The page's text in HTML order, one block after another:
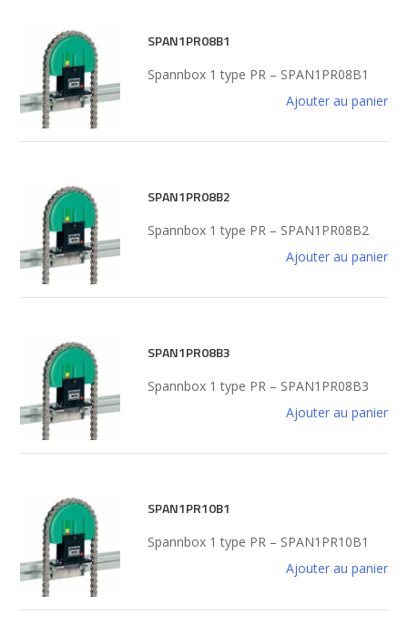
SPAN1PR08B1
Spannbox 1 type PR – SPAN1PR08B1
Ajouter au panier
SPAN1PR08B2
Spannbox 1 type PR – SPAN1PR08B2
Ajouter au panier
SPAN1PR08B3
Spannbox 1 type PR – SPAN1PR08B3
Ajouter au panier
SPAN1PR10B1
Spannbox 1 type PR – SPAN1PR10B1
Ajouter au panier